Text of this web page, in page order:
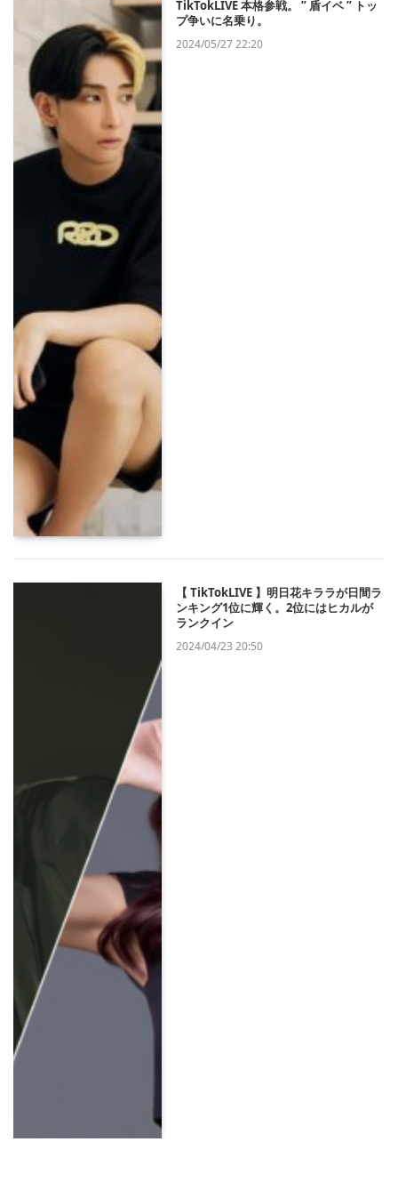
TikTokLIVE 本格参戦。 ” 盾イベ ” トッ
プ争いに名乗り。
2024/05/27 22:20
【 TikTokLIVE 】明日花キララが日間ラ
ンキング1位に輝く。2位にはヒカルが
ランクイン
2024/04/23 20:50